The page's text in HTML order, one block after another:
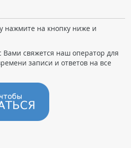
нажмите на кнопку ниже и
Вами свяжется наш оператор для
записи и ответов на все